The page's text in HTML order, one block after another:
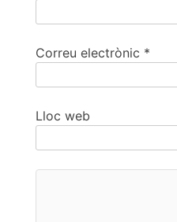
Correu electrònic *
Lloc web